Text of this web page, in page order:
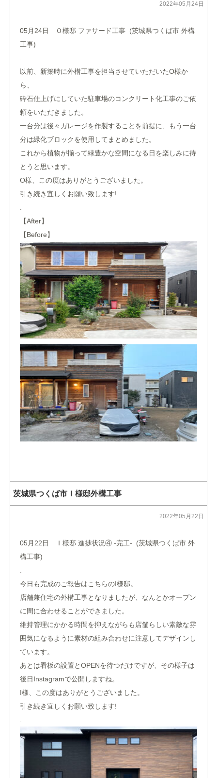
2022年05月24日
05月24日 Ｏ様邸 ファサード工事 (茨城県つくば市 外構
工事)
.
以前、新築時に外構工事を担当させていただいたO様か
ら、
砕石仕上げにしていた駐車場のコンクリート化工事のご依
頼をいただきました。
一台分は後々ガレージを作製することを前提に、もう一台
分は緑化ブロックを使用してまとめました。
これから植物が揃って緑豊かな空間になる日を楽しみに待
とうと思います。
O様、この度はありがとうございました。
引き続き宜しくお願い致します!
.
【After】
【Before】
茨城県つくば市Ｉ様邸外構工事
2022年05月22日
05月22日 Ｉ様邸 進捗状況④ -完工- (茨城県つくば市 外
構工事)
.
今日も完成のご報告はこちらのI様邸。
店舗兼住宅の外構工事となりましたが、なんとかオープン
に間に合わせることができました。
維持管理にかかる時間を抑えながらも店舗らしい素敵な雰
囲気になるように素材の組み合わせに注意してデザインし
ています。
あとは看板の設置とOPENを待つだけですが、その様子は
後日Instagramで公開しますね。
I様、この度はありがとうございました。
引き続き宜しくお願い致します!
.